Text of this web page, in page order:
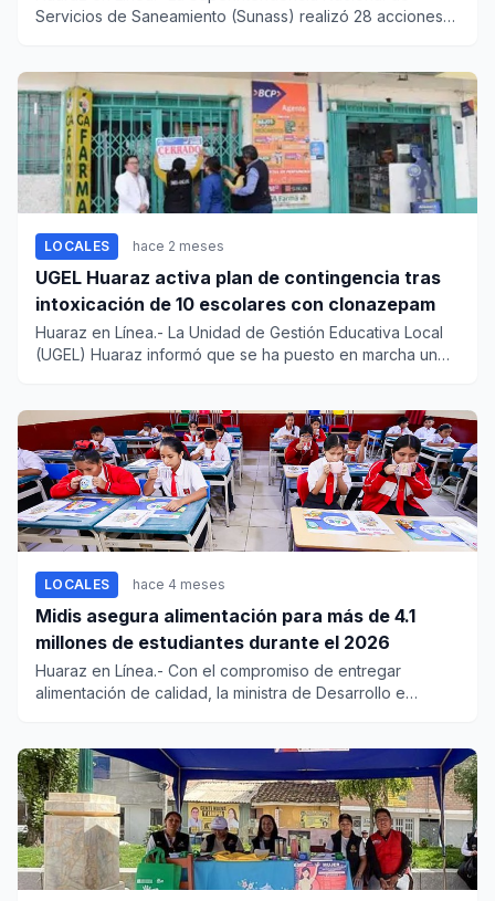
Servicios de Saneamiento (Sunass) realizó 28 acciones
LOCALES hace 2 meses
UGEL Huaraz activa plan de contingencia tras
intoxicación de 10 escolares con clonazepam
Huaraz en Línea.- La Unidad de Gestión Educativa Local
(UGEL) Huaraz informó que se ha puesto en marcha un
LOCALES hace 4 meses
Midis asegura alimentación para más de 4.1
millones de estudiantes durante el 2026
Huaraz en Línea.- Con el compromiso de entregar
alimentación de calidad, la ministra de Desarrollo e